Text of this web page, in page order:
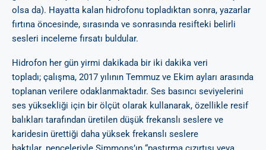
olsa da). Hayatta kalan hidrofonu topladıktan sonra, yazarlar
fırtına öncesinde, sırasında ve sonrasında resifteki belirli
sesleri inceleme fırsatı buldular.
Hidrofon her gün yirmi dakikada bir iki dakika veri
topladı; çalışma, 2017 yılının Temmuz ve Ekim ayları arasında
toplanan verilere odaklanmaktadır. Ses basıncı seviyelerini
ses yüksekliği için bir ölçüt olarak kullanarak, özellikle resif
balıkları tarafından üretilen düşük frekanslı seslere ve
karidesin ürettiği daha yüksek frekanslı seslere